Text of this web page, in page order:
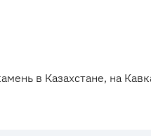
в Казахстане, на